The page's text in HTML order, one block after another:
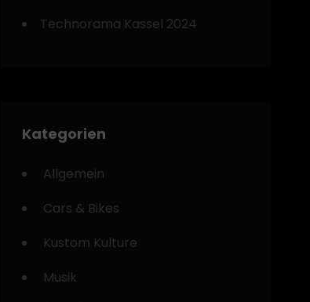
Technorama Kassel 2024
Kategorien
Allgemein
Cars & Bikes
Kustom Kulture
Musik